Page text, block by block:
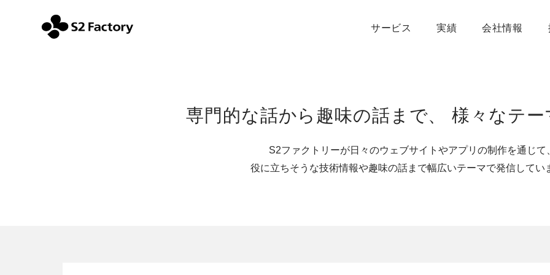
サービス 実績 会社情報
専門的な話から趣味の話まで、様々なテ
S2ファクトリーが日々のウェブサイトやアプリの制作を通じて
役に立ちそうな技術情報や趣味の話まで幅広いテーマで発信してい